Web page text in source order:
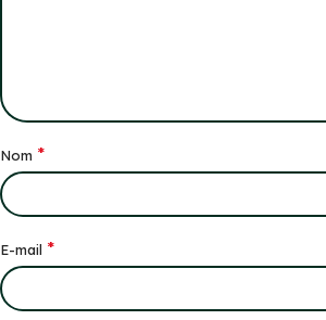
Nom *
E-mail *